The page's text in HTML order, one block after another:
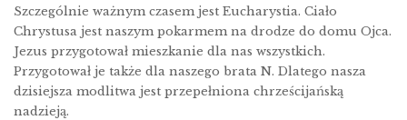
Szczególnie ważnym czasem jest Eucharystia. Ciało
Chrystusa jest naszym pokarmem na drodze do domu Ojca.
Jezus przygotował mieszkanie dla nas wszystkich.
Przygotował je także dla naszego brata N. Dlatego nasza
dzisiejsza modlitwa jest przepełniona chrześcijańską
nadzieją.